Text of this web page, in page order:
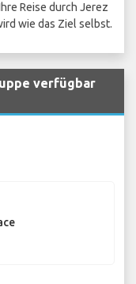
Reise durch Jerez
wie das Ziel selbst.
verfügbar